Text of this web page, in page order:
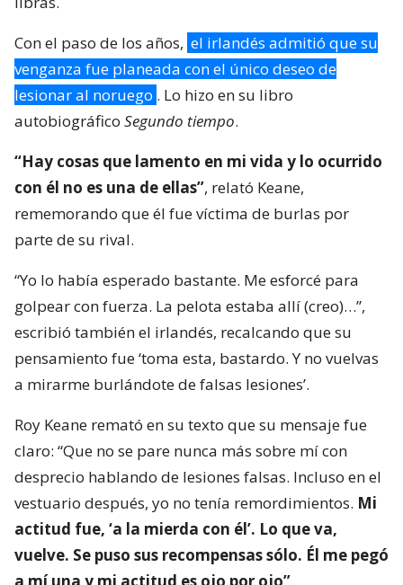
Con el paso de los años, el irlandés admitió que su
venganza fue planeada con el único deseo de
lesionar al noruego . Lo hizo en su libro
autobiográfico Segundo tiempo.
“Hay cosas que lamento en mi vida y lo ocurrido
con él no es una de ellas”, relató Keane,
rememorando que él fue víctima de burlas por
parte de su rival.
“Yo lo había esperado bastante. Me esforcé para
golpear con fuerza. La pelota estaba allí (creo)…”,
escribió también el irlandés, recalcando que su
pensamiento fue ‘toma esta, bastardo. Y no vuelvas
a mirarme burlándote de falsas lesiones’.
Roy Keane remató en su texto que su mensaje fue
claro: “Que no se pare nunca más sobre mí con
desprecio hablando de lesiones falsas. Incluso en el
vestuario después, yo no tenía remordimientos. Mi
actitud fue, ‘a la mierda con él’. Lo que va,
vuelve. Se puso sus recompensas sólo. Él me pegó